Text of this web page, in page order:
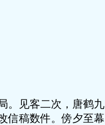
。见客二次，唐鹤九
信稿数件。傍夕至幕